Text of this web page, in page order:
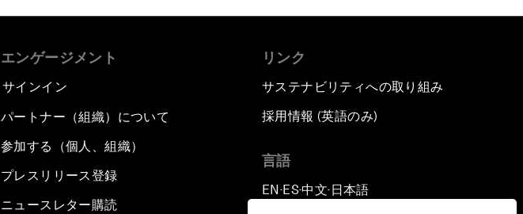
エンゲージメント
サインイン
パートナー（組織）について
参加する（個人、組織）
プレスリリース登録
ニュースレター購読
リンク
サステナビリティへの取り組み
採用情報 (英語のみ)
言語
EN ▪ ES▪中文▪ 日本語